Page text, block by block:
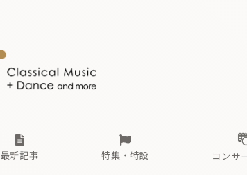
最新記事 特集・特設 コンサ
古楽とその先と
無料ライブ配信スケジュール
あ か さ